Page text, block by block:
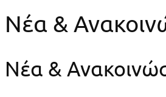
Νέα &
Νέα &